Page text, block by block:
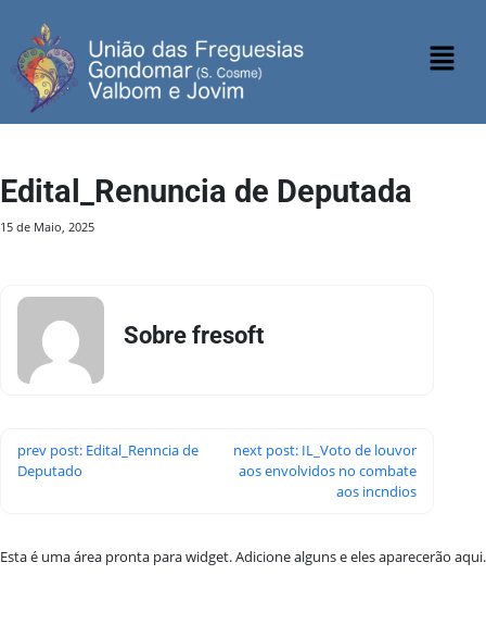
Edital_Renuncia de Deputada
15 de Maio, 2025
Sobre fresoft
prev post: Edital_Renncia de
Deputado
next post: IL_Voto de louvor
aos envolvidos no combate
aos incndios
Esta é uma área pronta para widget. Adicione alguns e eles aparecerão aqui.